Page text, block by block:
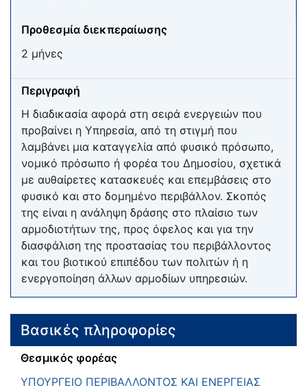
Προθεσμία διεκπεραίωσης
2 μήνες
Περιγραφή
Η διαδικασία αφορά στη σειρά ενεργειών που
προβαίνει η Υπηρεσία, από τη στιγμή που
λαμβάνει μια καταγγελία από φυσικό πρόσωπο,
νομικό πρόσωπο ή φορέα του Δημοσίου, σχετικά
με αυθαίρετες κατασκευές και επεμβάσεις στο
φυσικό και στο δομημένο περιβάλλον. Σκοπός
της είναι η ανάληψη δράσης στο πλαίσιο των
αρμοδιοτήτων της, προς όφελος και για την
διασφάλιση της προστασίας του περιβάλλοντος
και του βιοτικού επιπέδου των πολιτών ή η
ενεργοποίηση άλλων αρμοδίων υπηρεσιών.
Βασικές πληροφορίες
Θεσμικός φορέας
ΥΠΟΥΡΓΕΙΟ ΠΕΡΙΒΑΛΛΟΝΤΟΣ ΚΑΙ ΕΝΕΡΓΕΙΑΣ